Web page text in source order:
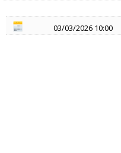
03/03/2026 10:00